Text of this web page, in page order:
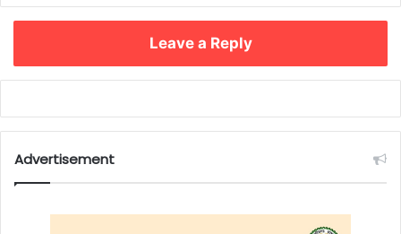
Leave a Reply
Advertisement